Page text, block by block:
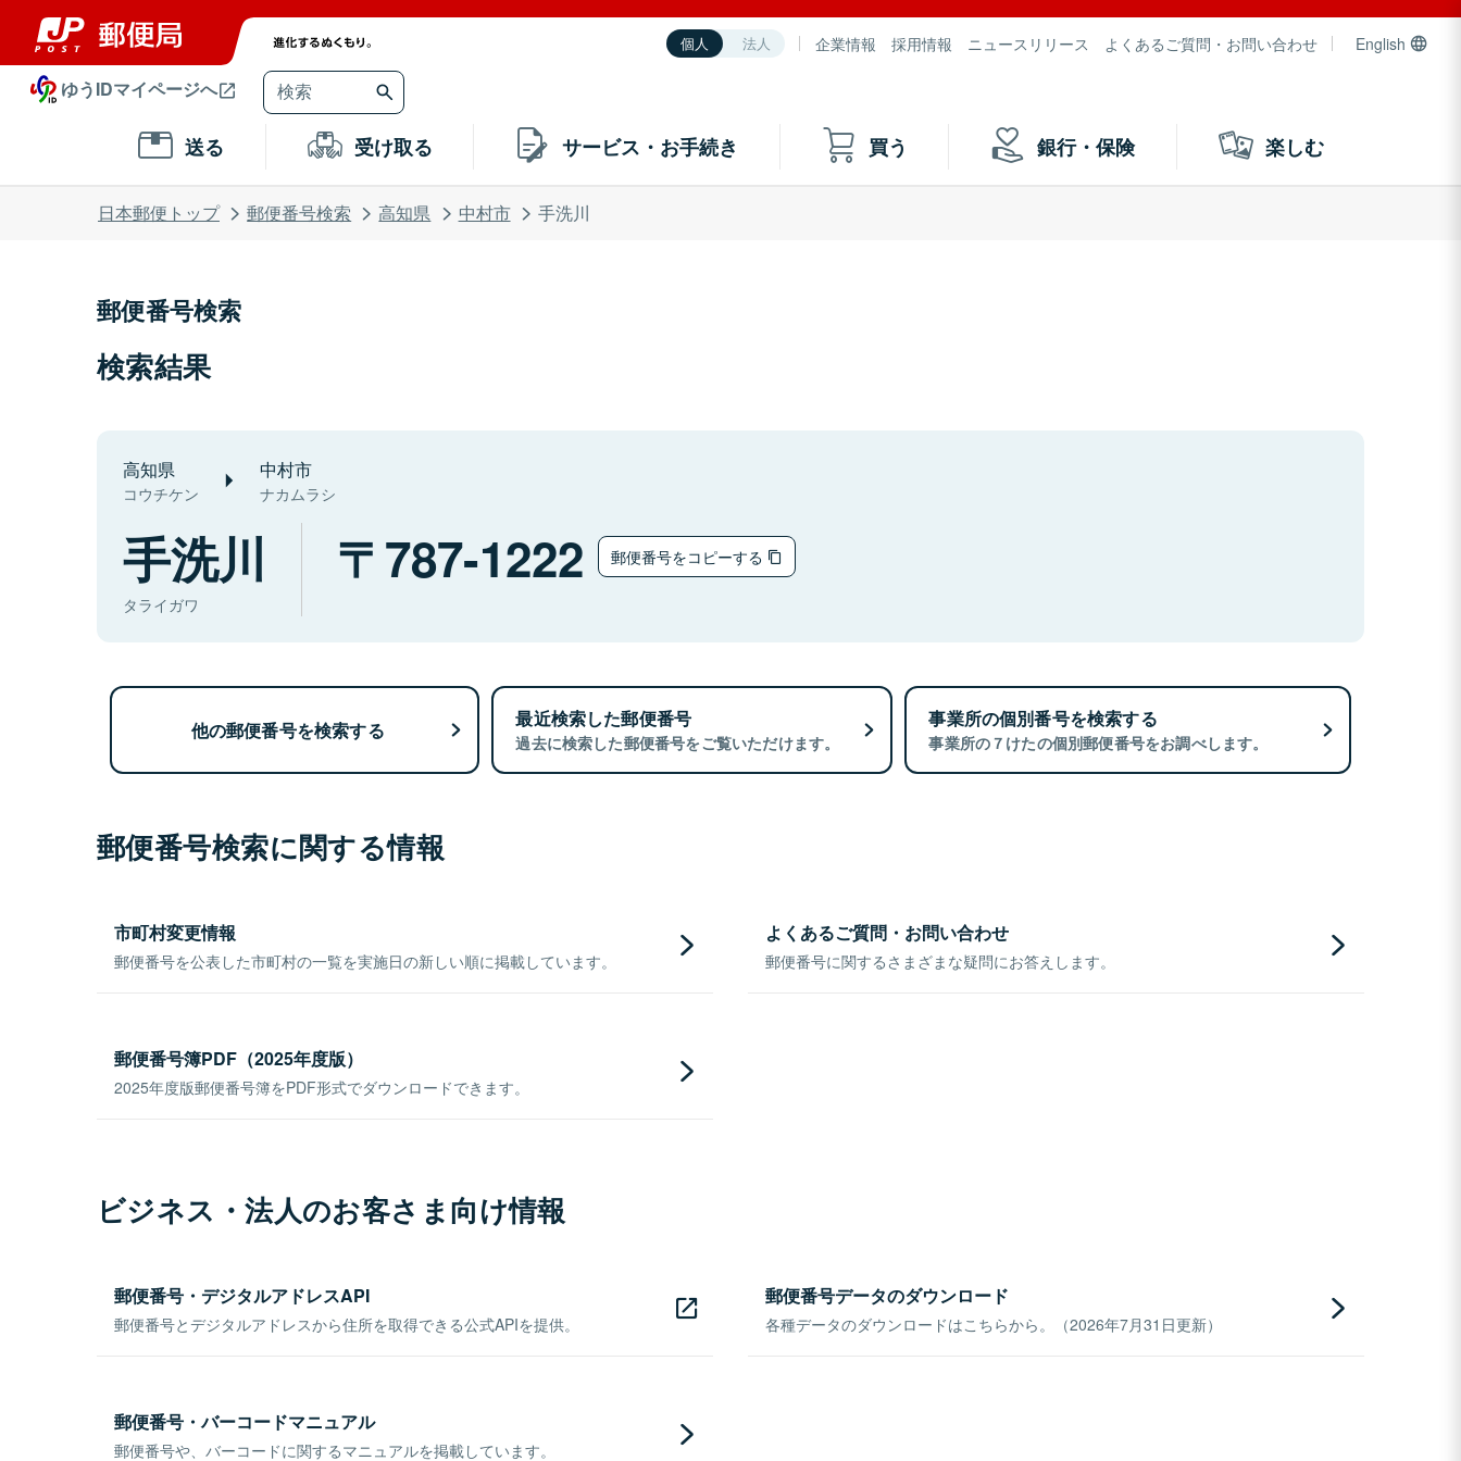
個人 法人 企業情報 採用情報 ニュースリリース よくあるご質問・お問い合わせ English
ゆうIDマイページへ
送る 受け取る サービス・お手続き 買う 銀行・保険 楽しむ
日本郵便トップ 郵便番号検索 高知県 中村市 手洗川
郵便番号検索
検索結果
高知県
コウチケン
中村市
ナカムラシ
手洗川
タライガワ
787-1222 郵便番号をコピーする
他の郵便番号を検索する 最近検索した郵便番号
過去に検索した郵便番号をご覧いただけます。
事業所の個別番号を検索する
事業所の７けたの個別郵便番号をお調べします。
郵便番号検索に関する情報
市町村変更情報
郵便番号を公表した市町村の一覧を実施日の新しい順に掲載しています。
よくあるご質問・お問い合わせ
郵便番号に関するさまざまな疑問にお答えします。
郵便番号簿PDF（2025年度版）
2025年度版郵便番号簿をPDF形式でダウンロードできます。
ビジネス・法人のお客さま向け情報
郵便番号・デジタルアドレスAPI
郵便番号とデジタルアドレスから住所を取得できる公式APIを提供。
郵便番号データのダウンロード
各種データのダウンロードはこちらから。（2026年7月31日更新）
郵便番号・バーコードマニュアル
郵便番号や、バーコードに関するマニュアルを掲載しています。